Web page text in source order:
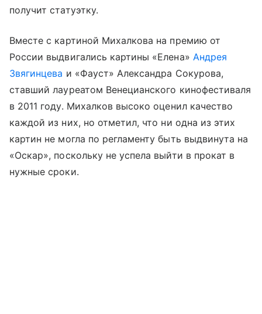
получит статуэтку.
Вместе с картиной Михалкова на премию от
России выдвигались картины «Елена» Андрея
Звягинцева и «Фауст» Александра Сокурова,
ставший лауреатом Венецианского кинофестиваля
в 2011 году. Михалков высоко оценил качество
каждой из них, но отметил, что ни одна из этих
картин не могла по регламенту быть выдвинута на
«Оскар», поскольку не успела выйти в прокат в
нужные сроки.